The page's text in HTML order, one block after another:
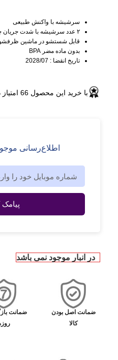
سرشیشه با واکنش طبیعی
۲ عدد سرشیشه با شدت جریان چهار قطره
قابل شستشو در ماشین
بدون ماده مضر BPA
تاریخ انقضا : 2028/07
با خرید این محصول 66
اطلاع‌رسانی
در انبار موجود نمی باشد
ضمانت اصل بودن
کالا